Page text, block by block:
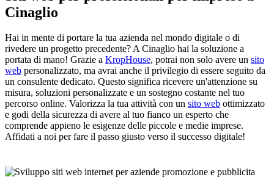
Cinaglio
Hai in mente di portare la tua azienda nel mondo digitale o di
rivedere un progetto precedente? A Cinaglio hai la soluzione a
portata di mano! Grazie a KropHouse, potrai non solo avere un sito
web personalizzato, ma avrai anche il privilegio di essere seguito da
un consulente dedicato. Questo significa ricevere un'attenzione su
misura, soluzioni personalizzate e un sostegno costante nel tuo
percorso online. Valorizza la tua attività con un sito web ottimizzato
e godi della sicurezza di avere al tuo fianco un esperto che
comprende appieno le esigenze delle piccole e medie imprese.
Affidati a noi per fare il passo giusto verso il successo digitale!